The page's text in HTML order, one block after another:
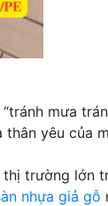
mưa
yêu của
trường lớn
nhựa giả gỗ